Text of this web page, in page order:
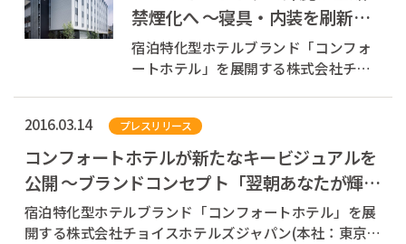
仙台西口(宮城県仙台市)の「全室禁煙
化」を実施...
禁煙化へ ～寝具・内装を刷新、
朝食コーナーにテラス席を新設
～
宿泊特化型ホテルブランド「コンフォ
ートホテル」を展開する株式会社チョ
下、チョイスホテルズジャパン)は、
2016年3月24日、コンフォートホテル
鈴鹿(三重県鈴鹿市)の「全館禁煙化」を
実施しま...
2016.03.14 プレスリリース
コンフォートホテルが新たなキービジュアルを
公開 ～ブランドコンセプト「翌朝あなたが輝
く」を演出～
宿泊特化型ホテルブランド「コンフォートホテル」を展
開する株式会社チョイスホテルズジャパン(本社：東京都